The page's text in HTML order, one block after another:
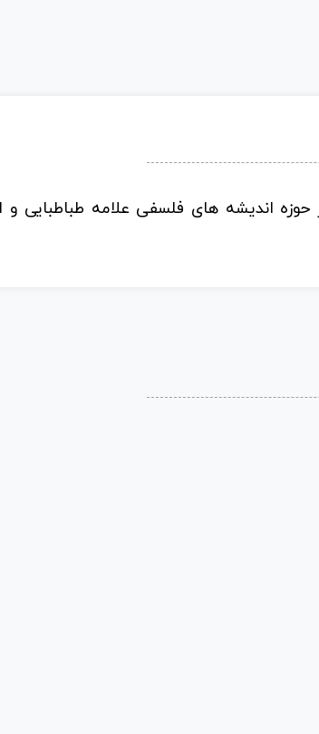
اندیشه های فلسفی علامه طباطبایی و